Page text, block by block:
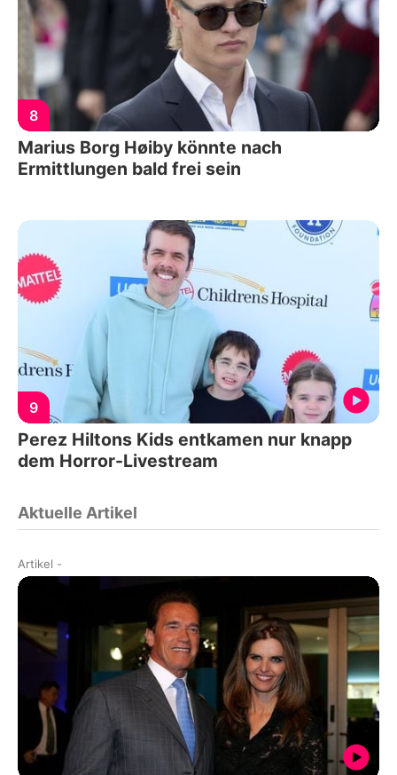
8
Marius Borg Høiby könnte nach
Ermittlungen bald frei sein
9
Perez Hiltons Kids entkamen nur knapp
dem Horror-Livestream
Aktuelle Artikel
Artikel -